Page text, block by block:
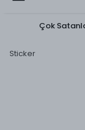
Çok
Sticker